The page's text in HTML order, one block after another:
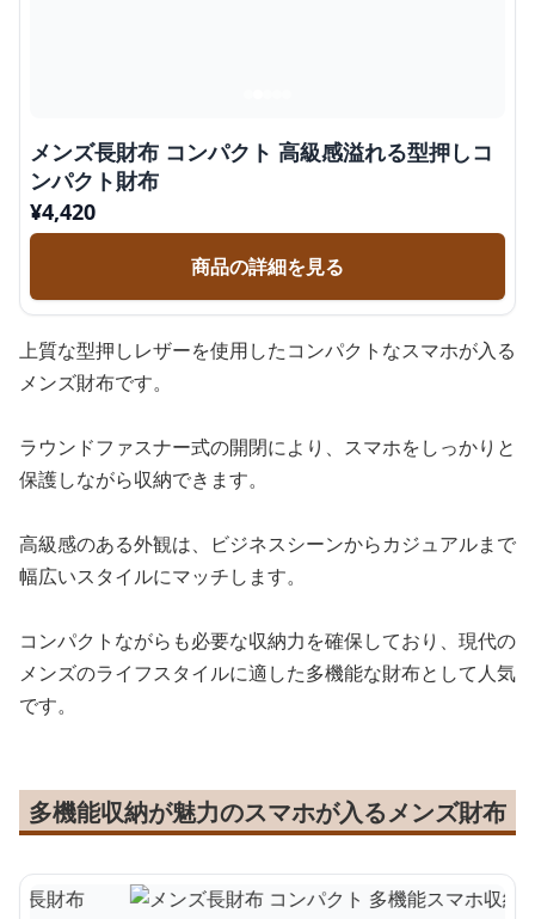
メンズ長財布 コンパクト 高級感溢れる型押しコ
ンパクト財布
¥4,420
商品の詳細を見る
上質な型押しレザーを使用したコンパクトなスマホが入る
メンズ財布です。
ラウンドファスナー式の開閉により、スマホをしっかりと
保護しながら収納できます。
高級感のある外観は、ビジネスシーンからカジュアルまで
幅広いスタイルにマッチします。
コンパクトながらも必要な収納力を確保しており、現代の
メンズのライフスタイルに適した多機能な財布として人気
です。
多機能収納が魅力のスマホが入るメンズ財布